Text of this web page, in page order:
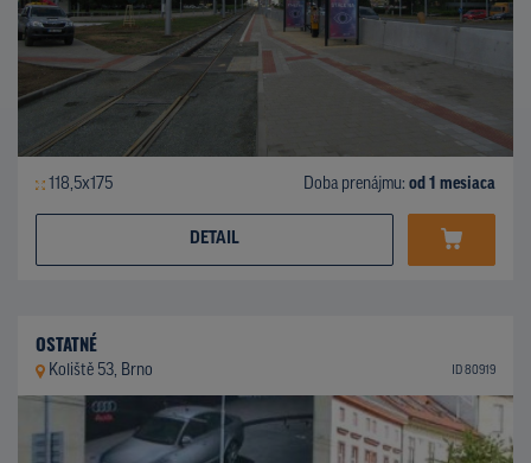
118,5x175 Doba prenájmu: od 1 mesiaca
DETAIL
OSTATNÉ
Koliště 53, Brno ID 80919